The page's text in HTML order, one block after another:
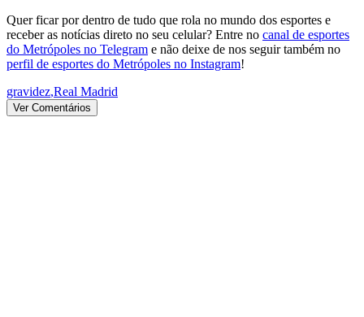
Quer ficar por dentro de tudo que rola no mundo dos esportes e
receber as notícias direto no seu celular? Entre no canal de esportes
do Metrópoles no Telegram e não deixe de nos seguir também no
perfil de esportes do Metrópoles no Instagram!
gravidez,Real Madrid
Ver Comentários